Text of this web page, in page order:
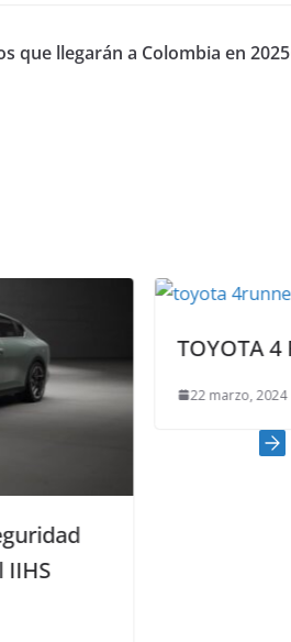
que llegarán a Colombia en 2025
4 RUNNER
2024